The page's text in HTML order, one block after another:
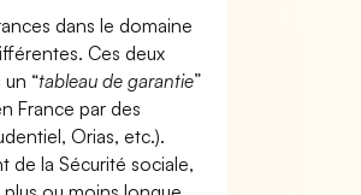
dans le domaine
Ces deux
“tableau de garantie”
France par des
Orias, etc.).
de la Sécurité sociale,